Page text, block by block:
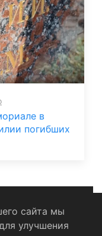
в
погибших
сайта мы
улучшения